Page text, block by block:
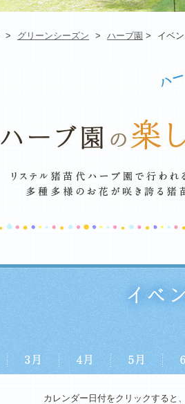
> グリーンシーズン > ハーブ園 > イベ
カレンダー日付をクリックすると